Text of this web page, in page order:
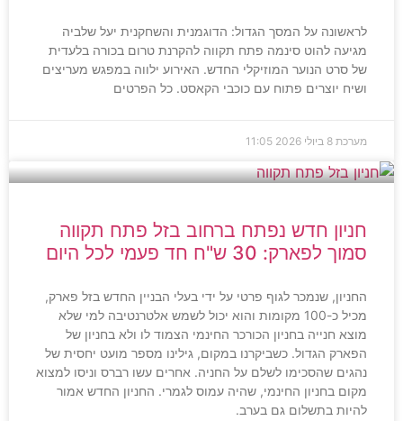
לראשונה על המסך הגדול: הדוגמנית והשחקנית יעל שלביה
מגיעה להוט סינמה פתח תקווה להקרנת טרום בכורה בלעדית
של סרט הנוער המוזיקלי החדש. האירוע ילווה במפגש מעריצים
ושיח יוצרים פתוח עם כוכבי הקאסט. כל הפרטים
מערכת 8 ביולי 2026 11:05
חניון חדש נפתח ברחוב בזל פתח תקווה
סמוך לפארק: 30 ש"ח חד פעמי לכל היום
החניון, שנמכר לגוף פרטי על ידי בעלי הבניין החדש בזל פארק,
מכיל כ-100 מקומות והוא יכול לשמש אלטרנטיבה למי שלא
מוצא חנייה בחניון הכורכר החינמי הצמוד לו ולא בחניון של
הפארק הגדול. כשביקרנו במקום, גילינו מספר מועט יחסית של
נהגים שהסכימו לשלם על החניה. אחרים עשו רברס וניסו למצוא
מקום בחניון החינמי, שהיה עמוס לגמרי. החניון החדש אמור
להיות בתשלום גם בערב.